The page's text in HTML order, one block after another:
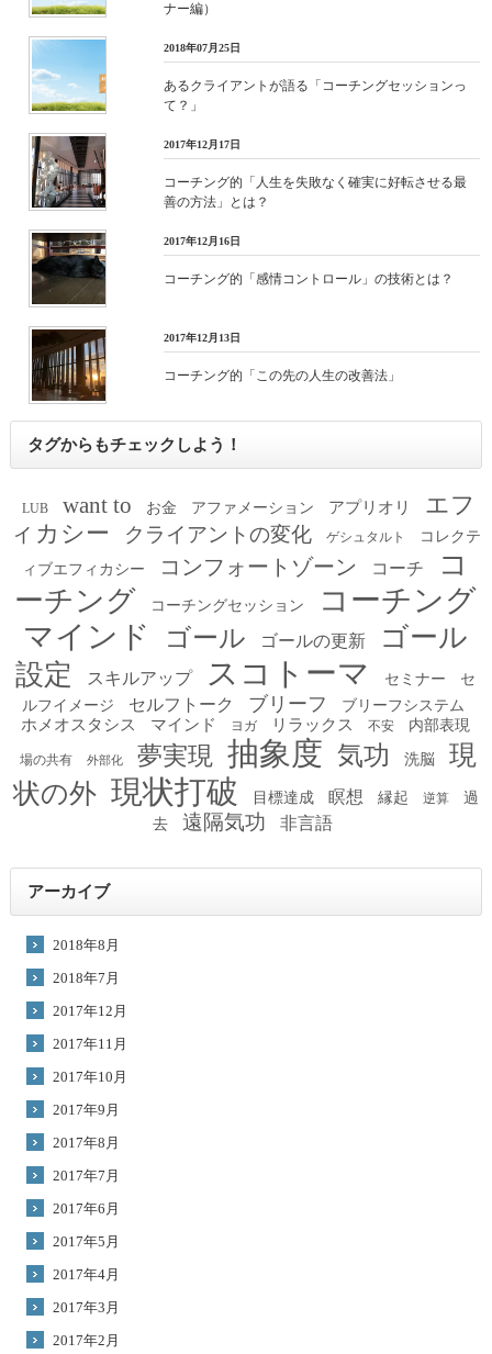
ナー編）
2018年07月25日
あるクライアントが語る「コーチングセッションっ
て？」
2017年12月17日
コーチング的「人生を失敗なく確実に好転させる最
善の方法」とは？
2017年12月16日
コーチング的「感情コントロール」の技術とは？
2017年12月13日
コーチング的「この先の人生の改善法」
タグからもチェックしよう！
LUB want to お金 アファメーション アプリオリ
エフ
ィカシー
クライアントの変化 ゲシュタルト
コレクテ
ィブエフィカシー
コンフォートゾーン コーチ
コ
ーチング
コーチングセッション
コーチング
マインド
ゴール ゴールの更新
ゴール
設定
スキルアップ スコトーマ セミナー
セ
ルフイメージ
セルフトーク ブリーフ ブリーフシステム
ホメオスタシス マインド ヨガ リラックス 不安 内部表現
場の共有 外部化 夢実現 抽象度 気功 洗脳
現
状の外 現状打破 目標達成 瞑想 縁起 逆算
過
去
遠隔気功 非言語
アーカイブ
2018年8月
2018年7月
2017年12月
2017年11月
2017年10月
2017年9月
2017年8月
2017年7月
2017年6月
2017年5月
2017年4月
2017年3月
2017年2月